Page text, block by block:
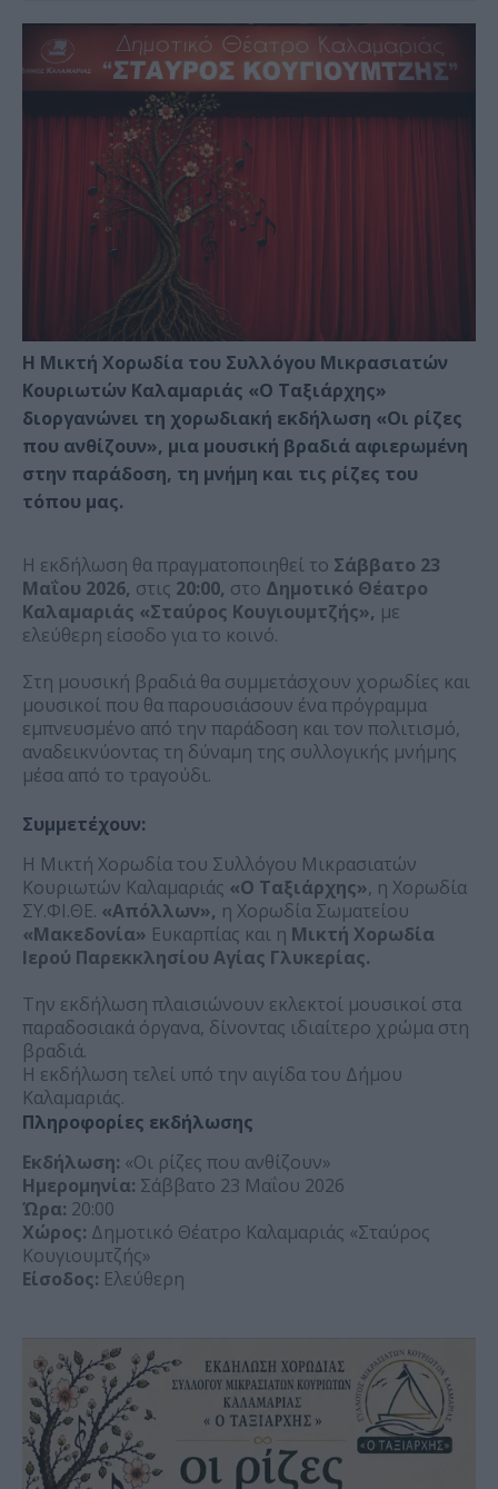
Η Μικτή Χορωδία του Συλλόγου Μικρασιατών
Κουριωτών Καλαμαριάς «Ο Ταξιάρχης»
διοργανώνει τη χορωδιακή εκδήλωση «Οι ρίζες
που ανθίζουν», μια μουσική βραδιά αφιερωμένη
στην παράδοση, τη μνήμη και τις ρίζες του
τόπου μας.
Η εκδήλωση θα πραγματοποιηθεί το Σάββατο 23
Μαΐου 2026, στις 20:00, στο Δημοτικό Θέατρο
Καλαμαριάς «Σταύρος Κουγιουμτζής», με
ελεύθερη είσοδο για το κοινό.
Στη μουσική βραδιά θα συμμετάσχουν χορωδίες και
μουσικοί που θα παρουσιάσουν ένα πρόγραμμα
εμπνευσμένο από την παράδοση και τον πολιτισμό,
αναδεικνύοντας τη δύναμη της συλλογικής μνήμης
μέσα από το τραγούδι.
Συμμετέχουν:
Η Μικτή Χορωδία του Συλλόγου Μικρασιατών
Κουριωτών Καλαμαριάς «Ο Ταξιάρχης», η Χορωδία
ΣΥ.ΦΙ.ΘΕ. «Απόλλων», η Χορωδία Σωματείου
«Μακεδονία» Ευκαρπίας και η Μικτή Χορωδία
Ιερού Παρεκκλησίου Αγίας Γλυκερίας.
Την εκδήλωση πλαισιώνουν εκλεκτοί μουσικοί στα
παραδοσιακά όργανα, δίνοντας ιδιαίτερο χρώμα στη
βραδιά.
Η εκδήλωση τελεί υπό την αιγίδα του Δήμου
Καλαμαριάς.
Πληροφορίες εκδήλωσης
Εκδήλωση: «Οι ρίζες που ανθίζουν»
Ημερομηνία: Σάββατο 23 Μαΐου 2026
Ώρα: 20:00
Χώρος: Δημοτικό Θέατρο Καλαμαριάς «Σταύρος
Κουγιουμτζής»
Είσοδος: Ελεύθερη